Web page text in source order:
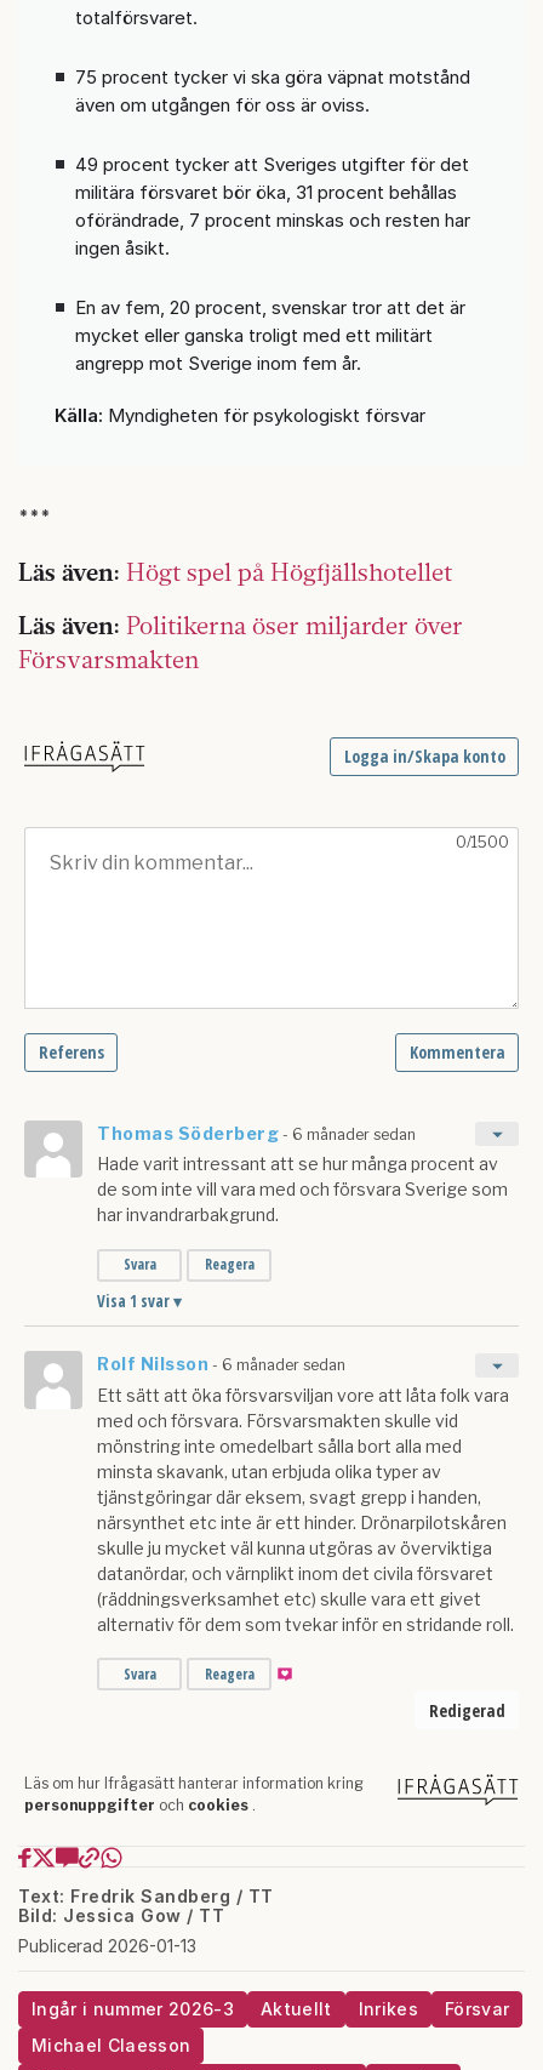
totalförsvaret.
75 procent tycker vi ska göra väpnat motstånd
även om utgången för oss är oviss.
49 procent tycker att Sveriges utgifter för det
militära försvaret bör öka, 31 procent behållas
oförändrade, 7 procent minskas och resten har
ingen åsikt.
En av fem, 20 procent, svenskar tror att det är
mycket eller ganska troligt med ett militärt
angrepp mot Sverige inom fem år.
Källa: Myndigheten för psykologiskt försvar
***
Läs även: Högt spel på Högfjällshotellet
Läs även: Politikerna öser miljarder över
Försvarsmakten
Text: Fredrik Sandberg / TT
Bild: Jessica Gow / TT
Publicerad 2026-01-13
Ingår i nummer 2026-3 Aktuellt Inrikes
Försvar
Michael Claesson